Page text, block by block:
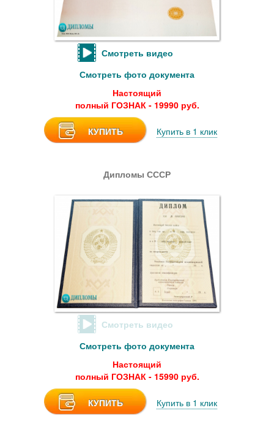
Смотреть видео
Смотреть фото документа
Настоящий
полный ГОЗНАК - 19990 руб.
КУПИТЬ Купить в 1 клик
Дипломы СССР
Смотреть видео
Смотреть фото документа
Настоящий
полный ГОЗНАК - 15990 руб.
КУПИТЬ Купить в 1 клик